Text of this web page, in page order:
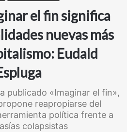
el fin significa
nuevas más
Eudald
publicado «Imaginar el fin»,
reapropiarse del
política frente a
colapsistas